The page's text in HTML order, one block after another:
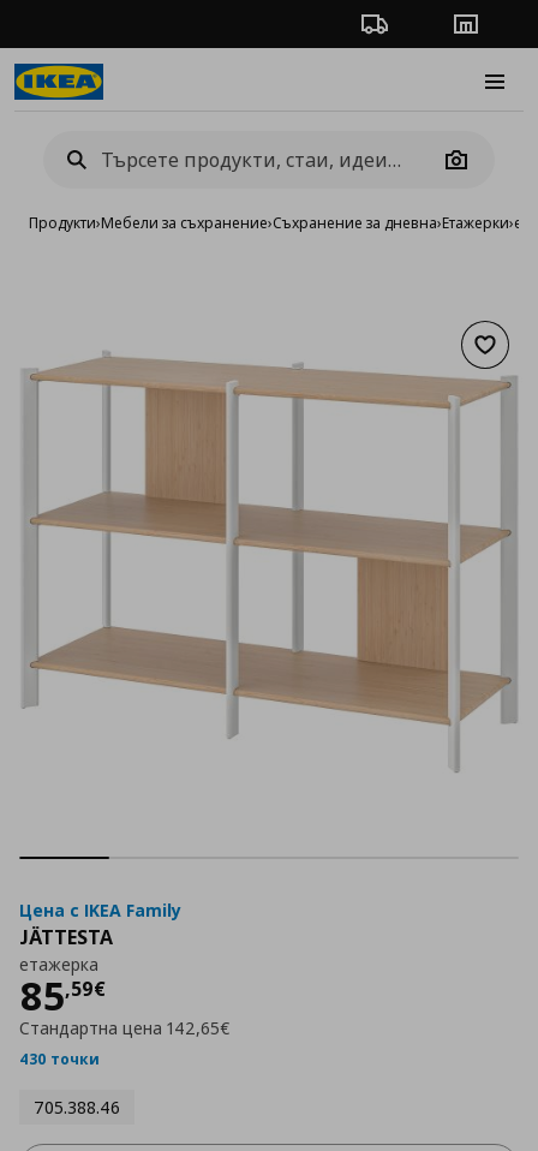
Проследяване на
Camera
Продукти›Мебели за съхранение›Съхранение за дневна›Етажерки›
Цена с IKEA Family
JÄTTESTA
етажерка
85,59€
Цена
Стандартна цена 142,65€
430 точки
705.388.46